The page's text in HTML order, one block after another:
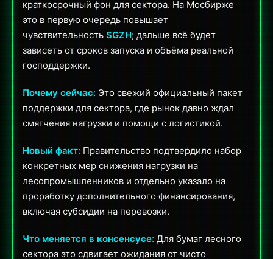
краткосрочный фон для сектора. На Мосбирже
это в первую очередь повышает
чувствительность SGZH; дальше всё будет
зависеть от сроков запуска и объёма реальной
господдержки.
Почему сейчас: Это свежий официальный пакет
поддержки для сектора, где рынок давно ждал
смягчения нагрузки и помощи с логистикой.
Новый факт: Правительство подтвердило набор
конкретных мер снижения нагрузки на
лесопромышленников и отдельно указало на
проработку дополнительного финансирования,
включая субсидии на перевозки.
Что меняется в консенсусе: Для бумаг лесного
сектора это сдвигает ожидания от чисто